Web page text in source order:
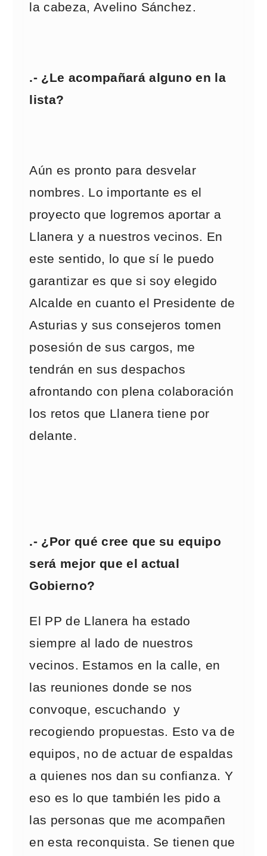
la cabeza, Avelino Sánchez.
.- ¿Le acompañará alguno en la
lista?
Aún es pronto para desvelar
nombres. Lo importante es el
proyecto que logremos aportar a
Llanera y a nuestros vecinos. En
este sentido, lo que sí le puedo
garantizar es que si soy elegido
Alcalde en cuanto el Presidente de
Asturias y sus consejeros tomen
posesión de sus cargos, me
tendrán en sus despachos
afrontando con plena colaboración
los retos que Llanera tiene por
delante.
.- ¿Por qué cree que su equipo
será mejor que el actual
Gobierno?
El PP de Llanera ha estado
siempre al lado de nuestros
vecinos. Estamos en la calle, en
las reuniones donde se nos
convoque, escuchando y
recogiendo propuestas. Esto va de
equipos, no de actuar de espaldas
a quienes nos dan su confianza. Y
eso es lo que también les pido a
las personas que me acompañen
en esta reconquista. Se tienen que